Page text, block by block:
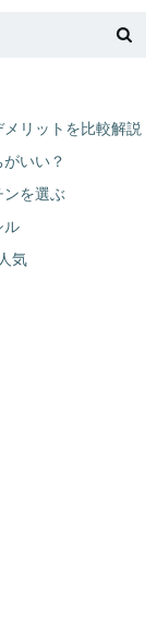
リットを比較解説
いい？
を選ぶ
ル
気